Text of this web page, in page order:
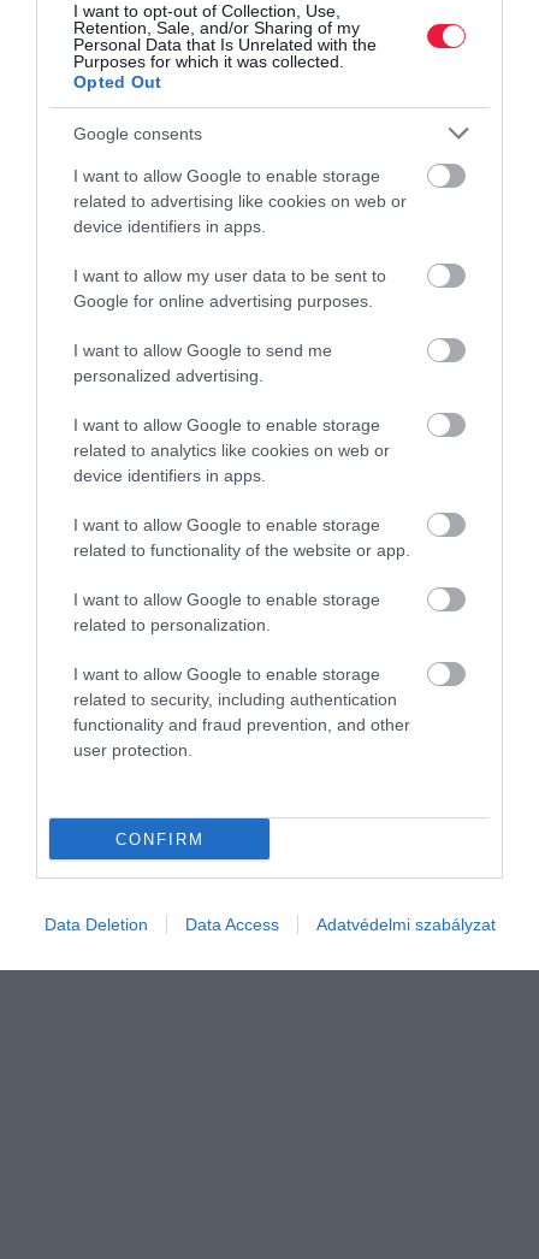
I want to opt-out of Collection, Use,
Retention, Sale, and/or Sharing of my
Personal Data that Is Unrelated with the
Purposes for which it was collected.
Opted Out
Google consents
I want to allow Google to enable storage
related to advertising like cookies on web or
device identifiers in apps.
I want to allow my user data to be sent to
Google for online advertising purposes.
I want to allow Google to send me
personalized advertising.
I want to allow Google to enable storage
related to analytics like cookies on web or
device identifiers in apps.
I want to allow Google to enable storage
related to functionality of the website or app.
I want to allow Google to enable storage
related to personalization.
I want to allow Google to enable storage
related to security, including authentication
functionality and fraud prevention, and other
user protection.
CONFIRM
Data Deletion Data Access Adatvédelmi szabályzat
szabályairól szóló rendeletet, amely a szerződések alapján
rubelalapú fizetési…
Ukrajna háborús kötvényeket bocsát ki, kell a pénz
Az új kötvényeket vállalatok, külföldi befektetők és a polgárok is